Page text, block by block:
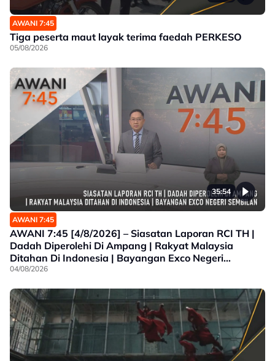
AWANI 7:45
Tiga peserta maut layak terima faedah PERKESO
05/08/2026
35:54
AWANI 7:45
AWANI 7:45 [4/8/2026] – Siasatan Laporan RCI TH |
Dadah Diperolehi Di Ampang | Rakyat Malaysia
Ditahan Di Indonesia | Bayangan Exco Negeri
Sembilan
04/08/2026